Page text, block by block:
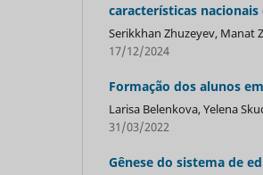
características
Serikkhan Zhuzeyev, Manat
17/12/2024
Formação dos alunos
Larisa Belenkova, Yelena
31/03/2022
Gênese do sistema de